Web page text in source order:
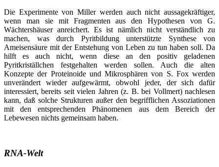
Die Experimente von Miller werden auch nicht aussagekräftiger,
wenn man sie mit Fragmenten aus den Hypothesen von G.
Wächtershäuser anreichert. Es ist nämlich nicht verständlich zu
machen, was durch Pyritbildung unterstützte Synthese von
Ameisensäure mit der Entstehung von Leben zu tun haben soll. Da
hilft es auch nicht, wenn diese an den positiv geladenen
Pyritkriställchen festgehalten werden sollen. Auch die alten
Konzepte der Proteinoide und Mikrosphären von S. Fox werden
unverändert wieder aufgewärmt, obwohl jeder, der sich dafür
interessiert, bereits seit vielen Jahren (z. B. bei Vollmert) nachlesen
kann, daß solche Strukturen außer den begrifflichen Assoziationen
mit den entsprechenden Phänomenen aus dem Bereich der
Lebewesen nichts gemeinsam haben.
RNA-Welt